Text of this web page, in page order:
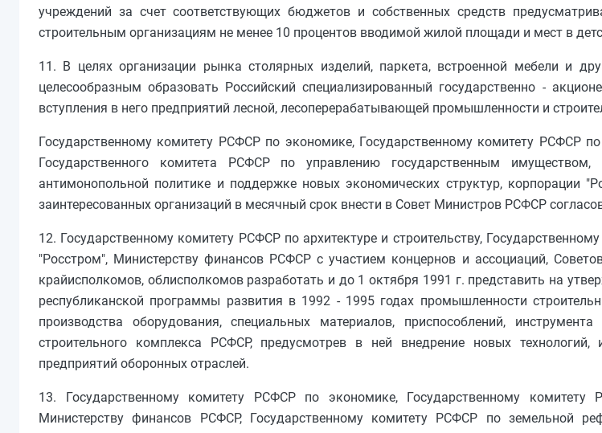
учреждений за счет соответствующих бюджетов и собственных средств
строительным организациям не менее 10 процентов вводимой жилой площади и мест в
11. В целях организации рынка столярных изделий, паркета, встроенной мебели и
целесообразным образовать Российский специализированный государственно -
вступления в него предприятий лесной, лесоперерабатывающей промышленности и
Государственному комитету РСФСР по экономике, Государственному комитету РСФСР по
Государственного комитета РСФСР по управлению государственным
антимонопольной политике и поддержке новых экономических структур, корпорации
заинтересованных организаций в месячный срок внести в Совет Министров РСФСР
12. Государственному комитету РСФСР по архитектуре и строительству,
"Росстром", Министерству финансов РСФСР с участием концернов и ассоциаций,
крайисполкомов, облисполкомов разработать и до 1 октября 1991 г. представить на
республиканской программы развития в 1992 - 1995 годах промышленности
производства оборудования, специальных материалов, приспособлений,
строительного комплекса РСФСР, предусмотрев в ней внедрение новых технологий,
предприятий оборонных отраслей.
13. Государственному комитету РСФСР по экономике, Государственному комитету
Министерству финансов РСФСР, Государственному комитету РСФСР по земельной